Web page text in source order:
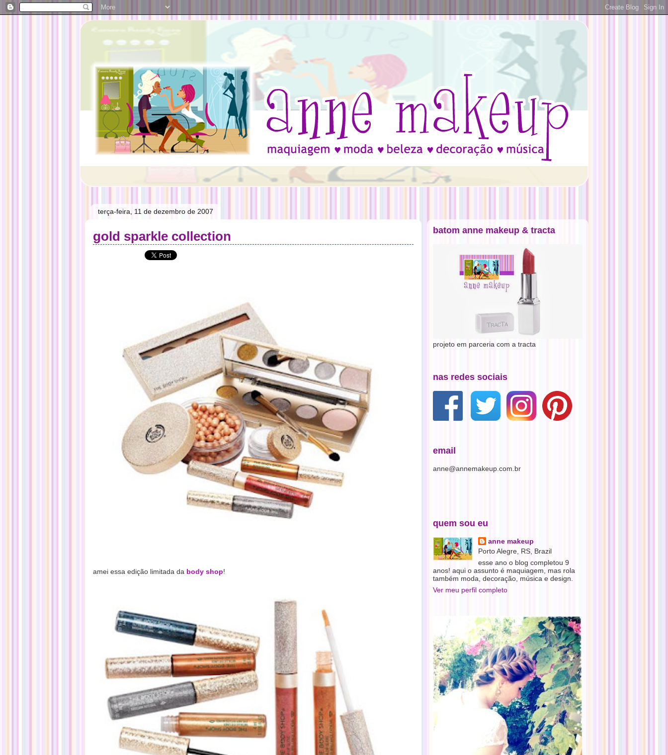
terça-feira, 11 de dezembro de 2007
gold sparkle collection
amei essa edição limitada da body shop!
batom anne makeup & tracta
projeto em parceria com a tracta
nas redes sociais
email
anne@annemakeup.com.br
quem sou eu
anne makeup
Porto Alegre, RS, Brazil
esse ano o blog completou 9
anos! aqui o assunto é maquiagem, mas rola
também moda, decoração, música e design.
Ver meu perfil completo